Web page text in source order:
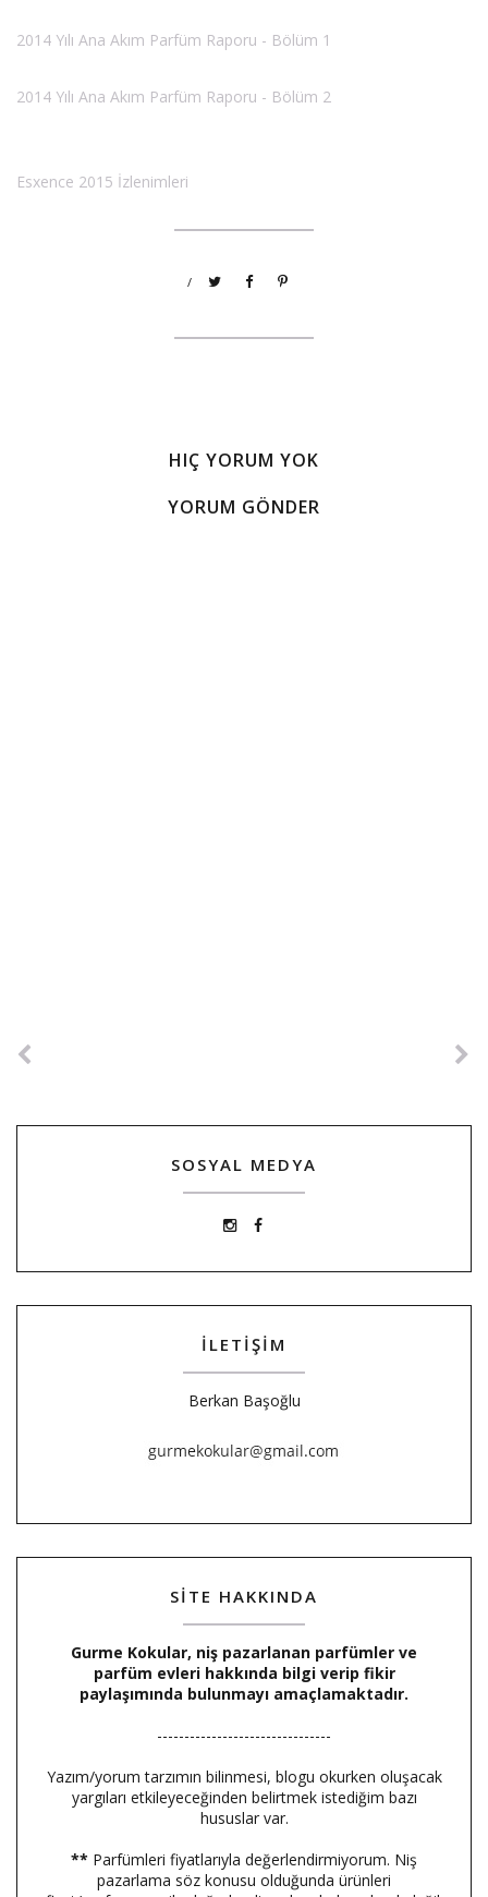
2014 Yılı Ana Akım Parfüm Raporu - Bölüm 1
2014 Yılı Ana Akım Parfüm Raporu - Bölüm 2
Esxence 2015 İzlenimleri
/
HIÇ YORUM YOK
YORUM GÖNDER
SOSYAL MEDYA
İLETİŞİM
Berkan Başoğlu
SİTE HAKKINDA
Gurme Kokular, niş pazarlanan parfümler ve
parfüm evleri hakkında bilgi verip fikir
paylaşımında bulunmayı amaçlamaktadır.
--------------------------------
Yazım/yorum tarzımın bilinmesi, blogu okurken oluşacak
yargıları etkileyeceğinden belirtmek istediğim bazı
hususlar var.
** Parfümleri fiyatlarıyla değerlendirmiyorum. Niş
pazarlama söz konusu olduğunda ürünleri